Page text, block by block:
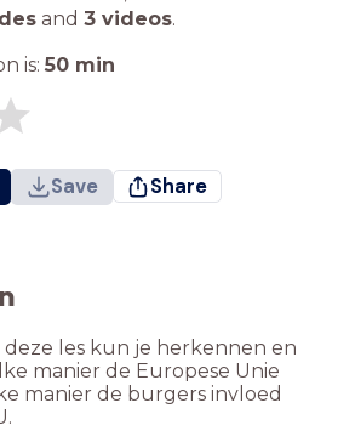
and 3 videos.
is: 50 min
Save Share
deze les kun je herkennen en
manier de Europese Unie
manier de burgers invloed